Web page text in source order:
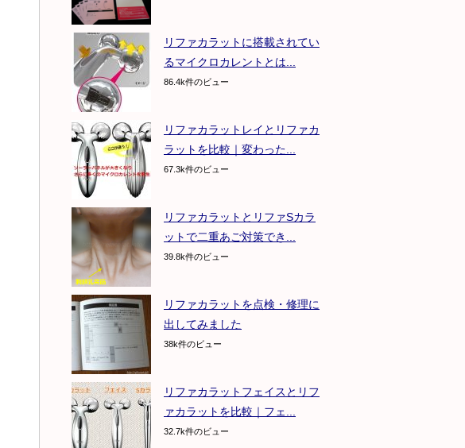
リファカラットに搭載されてい
るマイクロカレントとは...
86.4k件のビュー
リファカラットレイとリファカ
ラットを比較｜変わった...
67.3k件のビュー
リファカラットとリファSカラ
ットで二重あご対策でき...
39.8k件のビュー
リファカラットを点検・修理に
出してみました
38k件のビュー
リファカラットフェイスとリフ
ァカラットを比較｜フェ...
32.7k件のビュー